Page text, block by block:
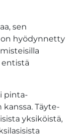
sen
hyödynnetty
entistä
pinta-
Täyte-
yksiköistä,